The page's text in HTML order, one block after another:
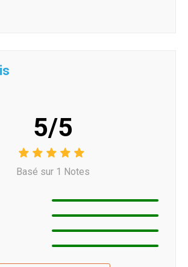
5/5
Basé sur 1 Notes